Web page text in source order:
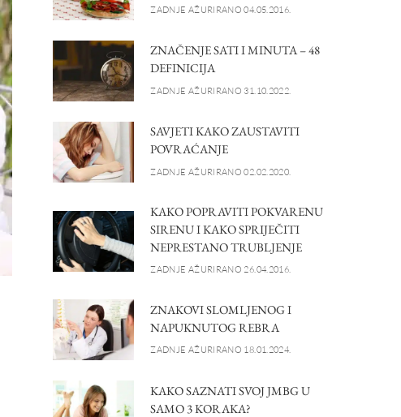
ZADNJE AŽURIRANO 04.05.2016.
ZNAČENJE SATI I MINUTA – 48
DEFINICIJA
ZADNJE AŽURIRANO 31.10.2022.
SAVJETI KAKO ZAUSTAVITI
POVRAĆANJE
ZADNJE AŽURIRANO 02.02.2020.
KAKO POPRAVITI POKVARENU
SIRENU I KAKO SPRIJEČITI
NEPRESTANO TRUBLJENJE
ZADNJE AŽURIRANO 26.04.2016.
ZNAKOVI SLOMLJENOG I
NAPUKNUTOG REBRA
ZADNJE AŽURIRANO 18.01.2024.
KAKO SAZNATI SVOJ JMBG U
SAMO 3 KORAKA?